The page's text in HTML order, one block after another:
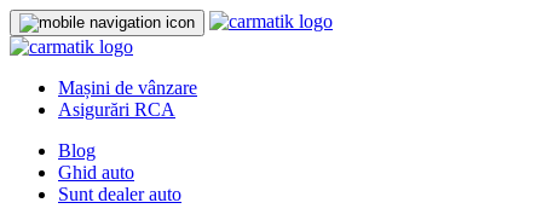
Mașini de vânzare
Asigurări RCA
Blog
Ghid auto
Sunt dealer auto